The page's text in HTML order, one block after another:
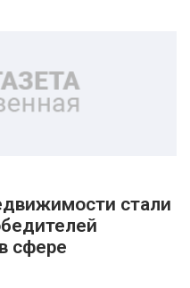
стали
сфере